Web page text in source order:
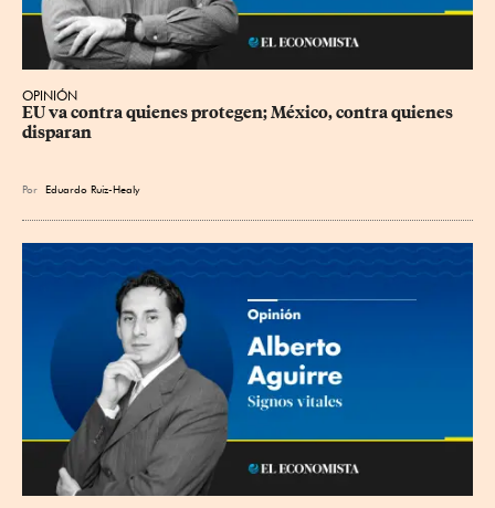
OPINIÓN
EU va contra quienes protegen; México, contra quienes
disparan
Por Eduardo Ruiz-Healy